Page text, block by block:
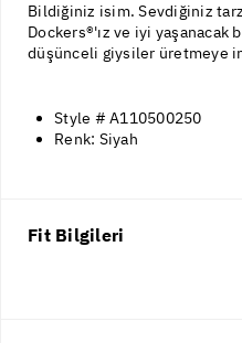
Bildiğiniz isim. Sevdiğiniz
Dockers®'ız ve iyi yaşanacak
düşünceli giysiler üretmeye
Style # A110500250
Renk: Siyah
Fit Bilgileri